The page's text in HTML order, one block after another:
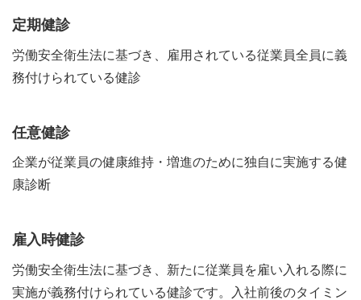
定期健診
労働安全衛生法に基づき、雇用されている従業員全員に義
務付けられている健診
任意健診
企業が従業員の健康維持・増進のために独自に実施する健
康診断
雇入時健診
労働安全衛生法に基づき、新たに従業員を雇い入れる際に
実施が義務付けられている健診です。入社前後のタイミン